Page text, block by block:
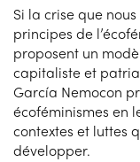
Si la crise que
principes de
proposent un
capitaliste et
García Nemocon
écoféminismes en
contextes et luttes
développer.